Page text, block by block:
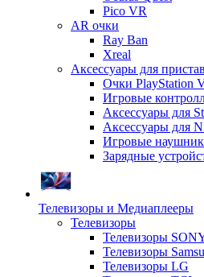
Pico VR
AR очки
Ray Ban
Xreal
Аксессуары для
Очки PlayStation
Игровые
Аксессуары для
Аксессуары для
Игровые
Зарядные
Телевизоры и Медиаплееры
Телевизоры
Телевизоры
Телевизоры
Телевизоры LG